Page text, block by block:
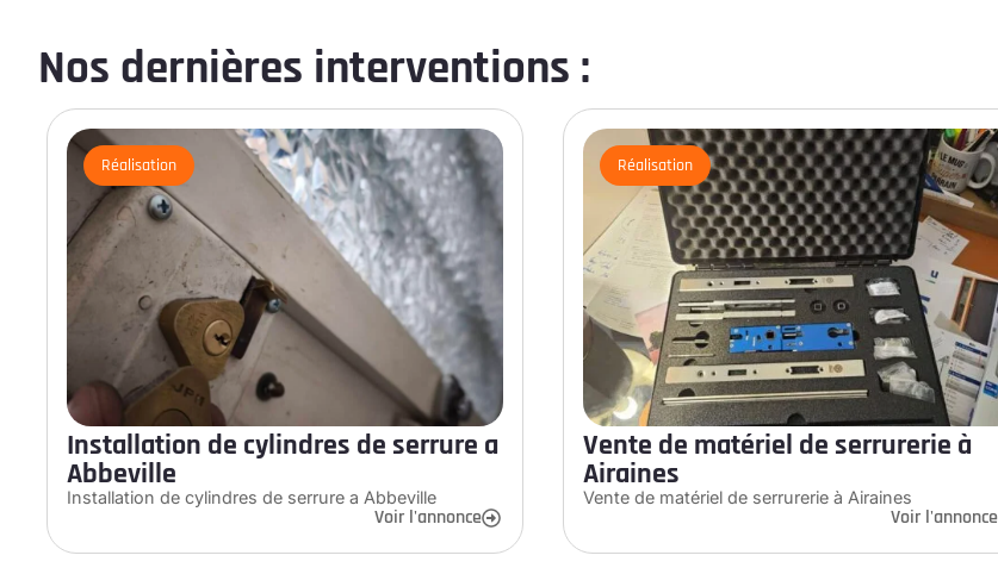
Nos dernières interventions :
Réalisation
Installation de cylindres de serrure a
Abbeville
Installation de cylindres de serrure a Abbeville
Voir l'annonce
Réalisation
Vente de matériel de serrurerie à
Airaines
Vente de matériel de serrurerie à Airaines
Voir l'annonce